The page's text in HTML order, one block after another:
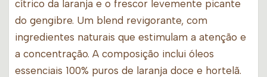
cítrico da laranja e o frescor levemente picante
do gengibre. Um blend revigorante, com
ingredientes naturais que estimulam a atenção e
a concentração. A composição inclui óleos
essenciais 100% puros de laranja doce e hortelã.